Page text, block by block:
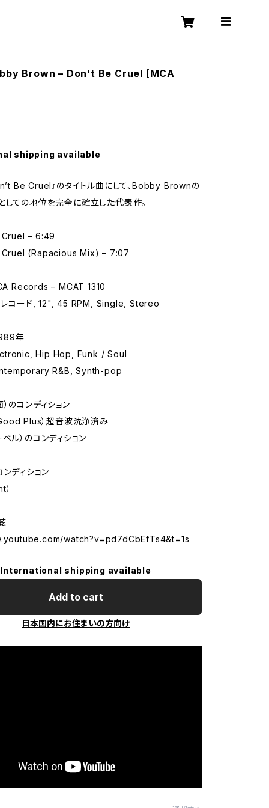
Brown – Don’t Be Cruel [MCA
shipping available
Be Cruel』のタイトル曲にして、Bobby Brownの
しての地位を完全に確立した代表作。
Cruel – 6:49
Cruel (Rapacious Mix) – 7:07
Records – MCAT 1310
レコード, 12", 45 RPM, Single, Stereo
年
Hip Hop, Funk / Soul
R&B, Synth-pop
のコンディション
Plus）超音波洗浄済み
ル）のコンディション
ンディション
watch?v=pd7dCbEfTs4&t=1s
International shipping available
Add to cart
日本国内にお住まいの方向け